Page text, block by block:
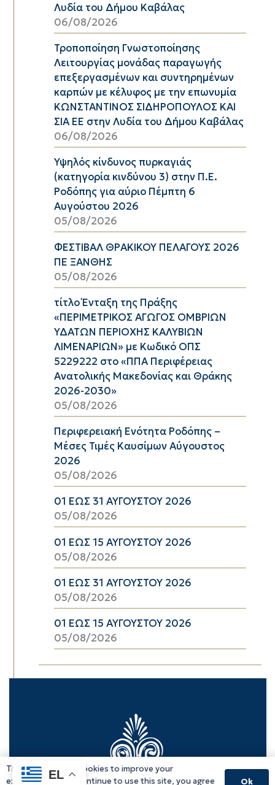
Λυδία του Δήμου Καβάλας
06/08/2026
Τροποποίηση Γνωστοποίησης
Λειτουργίας μονάδας παραγωγής
επεξεργασμένων και συντηρημένων
καρπών με κέλυφος με την επωνυμία
ΚΩΝΣΤΑΝΤΙΝΟΣ ΣΙΔΗΡΟΠΟΥΛΟΣ ΚΑΙ
ΣΙΑ ΕΕ στην Λυδία του Δήμου Καβάλας
06/08/2026
Υψηλός κίνδυνος πυρκαγιάς
(κατηγορία κινδύνου 3) στην Π.Ε.
Ροδόπης για αύριο Πέμπτη 6
Αυγούστου 2026
05/08/2026
ΦΕΣΤΙΒΑΛ ΘΡΑΚΙΚΟΥ ΠΕΛΑΓΟΥΣ 2026
ΠΕ ΞΑΝΘΗΣ
05/08/2026
τίτλο Ένταξη της Πράξης
«ΠΕΡΙΜΕΤΡΙΚΟΣ ΑΓΩΓΟΣ ΟΜΒΡΙΩΝ
ΥΔΑΤΩΝ ΠΕΡΙΟΧΗΣ ΚΑΛΥΒΙΩΝ
ΛΙΜΕΝΑΡΙΩΝ» με Κωδικό ΟΠΣ
5229222 στο «ΠΠΑ Περιφέρειας
Ανατολικής Μακεδονίας και Θράκης
2026-2030»
05/08/2026
Περιφερειακή Ενότητα Ροδόπης –
Μέσες Τιμές Καυσίμων Αύγουστος
2026
05/08/2026
01 ΕΩΣ 31 ΑΥΓΟΥΣΤΟΥ 2026
05/08/2026
01 ΕΩΣ 15 ΑΥΓΟΥΣΤΟΥ 2026
05/08/2026
01 ΕΩΣ 31 ΑΥΓΟΥΣΤΟΥ 2026
05/08/2026
01 ΕΩΣ 15 ΑΥΓΟΥΣΤΟΥ 2026
05/08/2026
EL
This website uses cookies to improve your
experience. If you continue to use this site, you agree
Ok